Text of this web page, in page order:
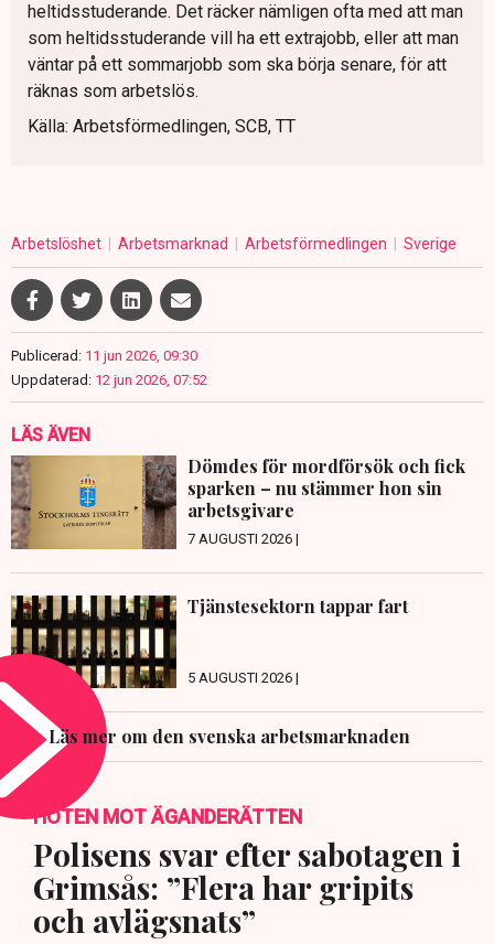
heltidsstuderande. Det räcker nämligen ofta med att man
som heltidsstuderande vill ha ett extrajobb, eller att man
väntar på ett sommarjobb som ska börja senare, för att
räknas som arbetslös.
Källa: Arbetsförmedlingen, SCB, TT
Arbetslöshet Arbetsmarknad Arbetsförmedlingen Sverige
Publicerad: 11 jun 2026, 09:30
Uppdaterad: 12 jun 2026, 07:52
LÄS ÄVEN
Dömdes för mordförsök och fick
sparken – nu stämmer hon sin
arbetsgivare
7 AUGUSTI 2026 |
Tjänstesektorn tappar fart
5 AUGUSTI 2026 |
Läs mer om den svenska arbetsmarknaden
HOTEN MOT ÄGANDERÄTTEN
Polisens svar efter sabotagen i
Grimsås: ”Flera har gripits
och avlägsnats”